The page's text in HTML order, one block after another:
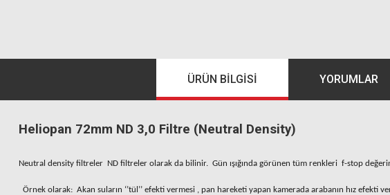
ÜRÜN BILGISI YORUMLAR
Heliopan 72mm ND 3,0 Filtre (Neutral Density)
Neutral density filtreler ND filtreler olarak da bilinir. Gün ışığında görünen tüm renkleri f-stop
Örnek olarak: Akan suların ‘’tül’’ efekti vermesi , pan hareketi yapan kamerada arabanın hız